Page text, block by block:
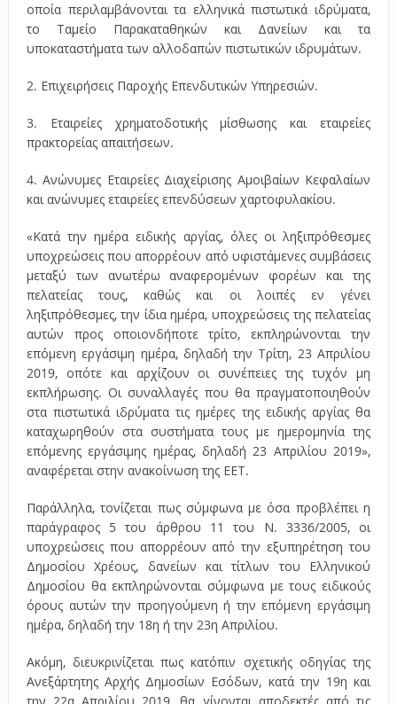
οποία περιλαμβάνονται τα ελληνικά πιστωτικά ιδρύματα,
το Ταμείο Παρακαταθηκών και Δανείων και τα
υποκαταστήματα των αλλοδαπών πιστωτικών ιδρυμάτων.
2. Επιχειρήσεις Παροχής Επενδυτικών Υπηρεσιών.
3. Εταιρείες χρηματοδοτικής μίσθωσης και εταιρείες
πρακτορείας απαιτήσεων.
4. Ανώνυμες Εταιρείες Διαχείρισης Αμοιβαίων Κεφαλαίων
και ανώνυμες εταιρείες επενδύσεων χαρτοφυλακίου.
«Κατά την ημέρα ειδικής αργίας, όλες οι ληξιπρόθεσμες
υποχρεώσεις που απορρέουν από υφιστάμενες συμβάσεις
μεταξύ των ανωτέρω αναφερομένων φορέων και της
πελατείας τους, καθώς και οι λοιπές εν γένει
ληξιπρόθεσμες, την ίδια ημέρα, υποχρεώσεις της πελατείας
αυτών προς οποιονδήποτε τρίτο, εκπληρώνονται την
επόμενη εργάσιμη ημέρα, δηλαδή την Τρίτη, 23 Απριλίου
2019, οπότε και αρχίζουν οι συνέπειες της τυχόν μη
εκπλήρωσης. Οι συναλλαγές που θα πραγματοποιηθούν
στα πιστωτικά ιδρύματα τις ημέρες της ειδικής αργίας θα
καταχωρηθούν στα συστήματα τους με ημερομηνία της
επόμενης εργάσιμης ημέρας, δηλαδή 23 Απριλίου 2019»,
αναφέρεται στην ανακοίνωση της ΕΕΤ.
Παράλληλα, τονίζεται πως σύμφωνα με όσα προβλέπει η
παράγραφος 5 του άρθρου 11 του Ν. 3336/2005, οι
υποχρεώσεις που απορρέουν από την εξυπηρέτηση του
Δημοσίου Χρέους, δανείων και τίτλων του Ελληνικού
Δημοσίου θα εκπληρώνονται σύμφωνα με τους ειδικούς
όρους αυτών την προηγούμενη ή την επόμενη εργάσιμη
ημέρα, δηλαδή την 18η ή την 23η Απριλίου.
Ακόμη, διευκρινίζεται πως κατόπιν σχετικής οδηγίας της
Ανεξάρτητης Αρχής Δημοσίων Εσόδων, κατά την 19η και